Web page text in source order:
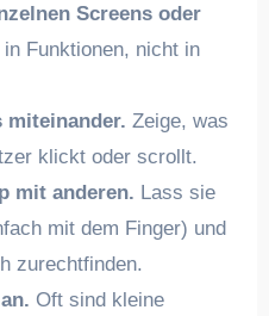
Screens oder
Funktionen, nicht in
miteinander. Zeige, was
klickt oder scrollt.
mit anderen. Lass sie
mit dem Finger) und
zurechtfinden.
Oft sind kleine